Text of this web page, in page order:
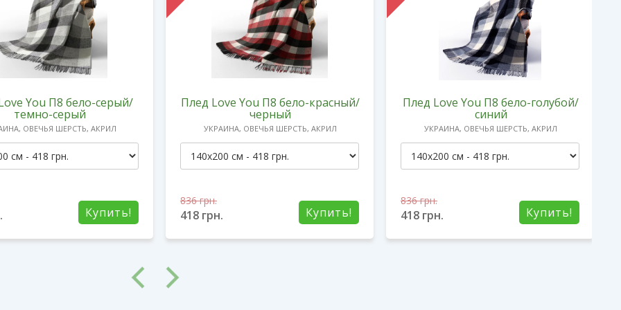
You П8 бело-серый/
темно-серый
ОВЕЧЬЯ ШЕРСТЬ, АКРИЛ
Купить!
Плед Love You П8 бело-красный/
черный
УКРАИНА, ОВЕЧЬЯ ШЕРСТЬ, АКРИЛ
Купить!
836грн.
418 грн.
Плед Love You П8 бело-голубой/
синий
УКРАИНА, ОВЕЧЬЯ ШЕРСТЬ, АКРИЛ
Купить!
836грн.
418 грн.